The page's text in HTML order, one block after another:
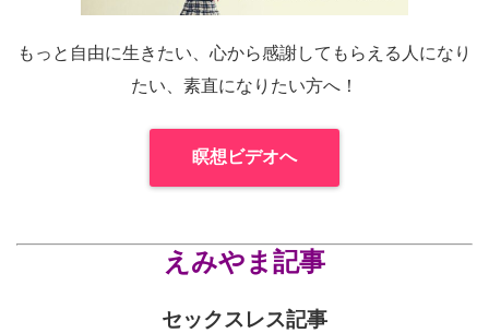
もっと自由に生きたい、心から感謝してもらえる人になり
たい、素直になりたい方へ！
瞑想ビデオへ
えみやま記事
セックスレス記事